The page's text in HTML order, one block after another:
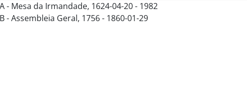
- Mesa da Irmandade, 1624-04-20 - 1982
- Assembleia Geral, 1756 - 1860-01-29